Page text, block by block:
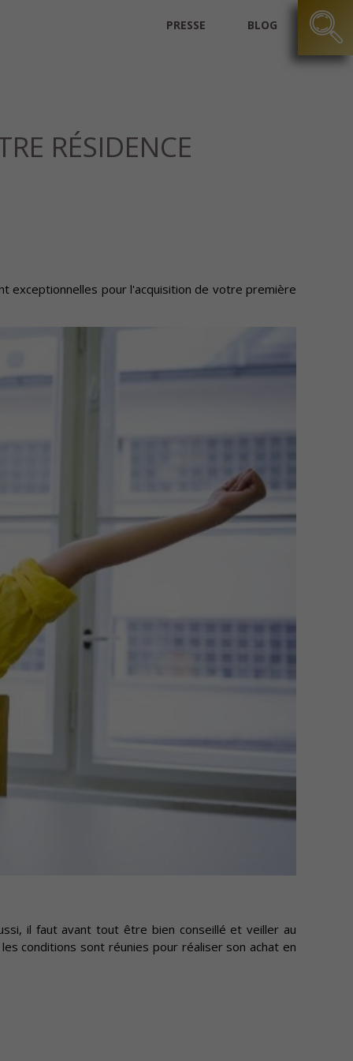
PRESSE BLOG
RÉSIDENCE
exceptionnelles pour l'acquisition de votre première
il faut avant tout être bien conseillé et veiller au
conditions sont réunies pour réaliser son achat en